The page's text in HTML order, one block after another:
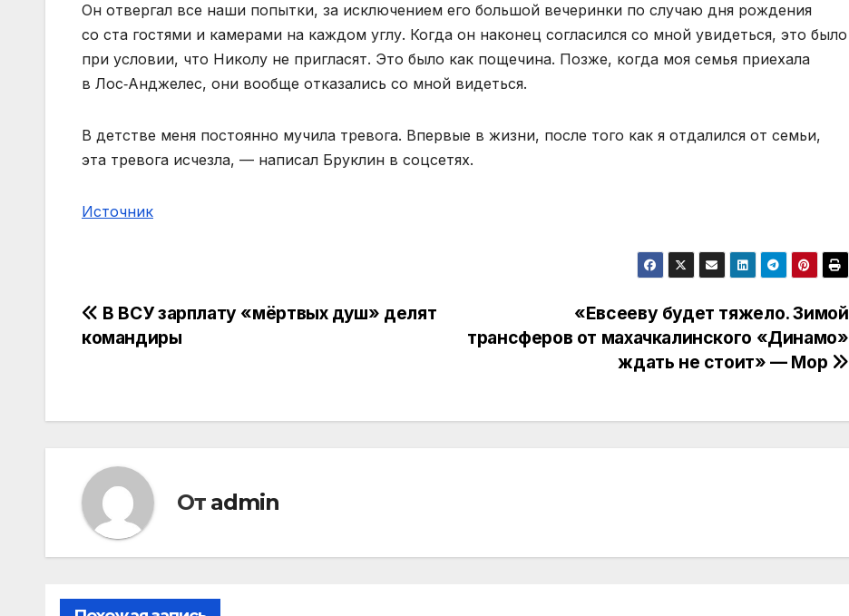
Он отвергал все наши попытки, за исключением его большой вечеринки по случаю дня рождения
со ста гостями и камерами на каждом углу. Когда он наконец согласился со мной увидеться, это было
при условии, что Николу не пригласят. Это было как пощечина. Позже, когда моя семья приехала
в Лос‑Анджелес, они вообще отказались со мной видеться.
В детстве меня постоянно мучила тревога. Впервые в жизни, после того как я отдалился от семьи,
эта тревога исчезла, — написал Бруклин в соцсетях.
Источник
Навигация
«Евсееву будет тяжело. Зимой
трансферов от махачкалинского «Динамо»
ждать не стоит» — Мор
В ВСУ зарплату «мёртвых душ» делят
командиры
От admin